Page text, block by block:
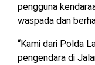
pengguna
waspada dan
“Kami dari Polda
pengendara di